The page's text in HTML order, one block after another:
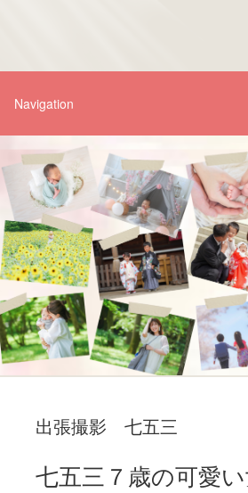
出張撮影 七五三
七五三７歳の可愛